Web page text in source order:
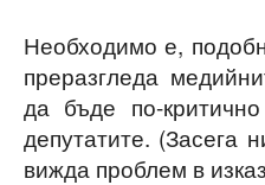
Необходимо е,
преразгледа
да бъде по-
депутатите. (Засега
вижда проблем в